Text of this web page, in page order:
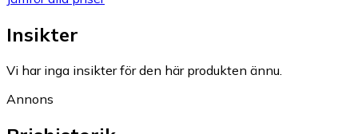
Insikter
Vi har inga insikter för den här produkten ännu.
Annons